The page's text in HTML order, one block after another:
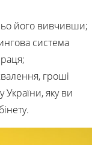
його вивчивши;
система
гроші
України, яку ви